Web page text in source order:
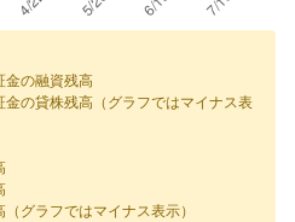
金の融資残高
金の貸株残高（グラフではマイナス表
（グラフではマイナス表示）